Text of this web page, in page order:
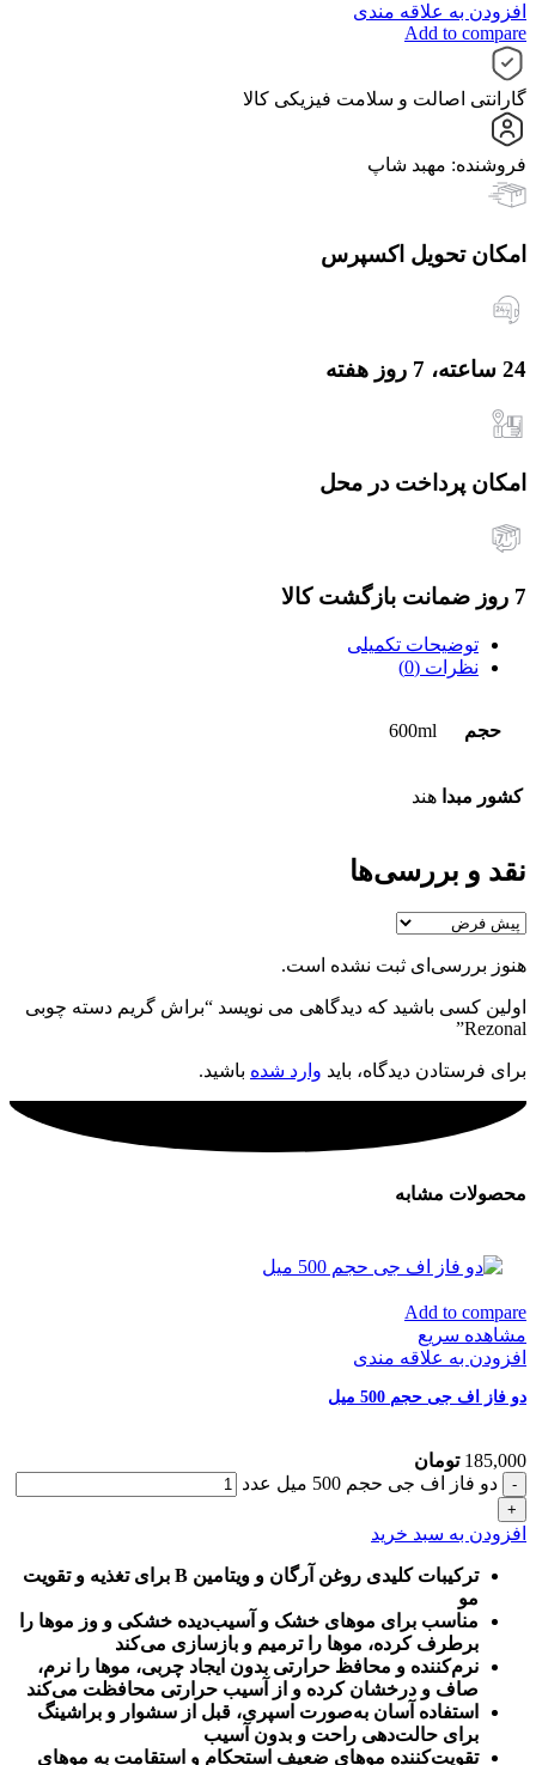
افزودن به علاقه مندی
Add to compare
گارانتی اصالت و سلامت فیزیکی کالا
فروشنده: مهبد شاپ
امکان تحویل اکسپرس
24 ساعته، 7 روز هفته
امکان پرداخت در محل
7 روز ضمانت بازگشت کالا
توضیحات تکمیلی
نظرات (0)
حجم 600ml
کشور مبدا هند
نقد و بررسی‌ها
هنوز بررسی‌ای ثبت نشده است.
اولین کسی باشید که دیدگاهی می نویسد “براش گریم دسته چوبی
Rezonal”
برای فرستادن دیدگاه، باید وارد شده باشید.
محصولات مشابه
Add to compare
مشاهده سریع
افزودن به علاقه مندی
دو فاز اف جی حجم 500 میل
185,000 تومان
دو فاز اف جی حجم 500 میل عدد
افزودن به سبد خرید
ترکیبات کلیدی روغن آرگان و ویتامین B برای تغذیه و تقویت
مو
مناسب برای موهای خشک و آسیب‌دیده خشکی و وز موها را
برطرف کرده، موها را ترمیم و بازسازی می‌کند
نرم‌کننده و محافظ حرارتی بدون ایجاد چربی، موها را نرم،
صاف و درخشان کرده و از آسیب حرارتی محافظت می‌کند
استفاده آسان به‌صورت اسپری، قبل از سشوار و براشینگ
برای حالت‌دهی راحت و بدون آسیب
تقویت‌کننده موهای ضعیف استحکام و استقامت به موهای